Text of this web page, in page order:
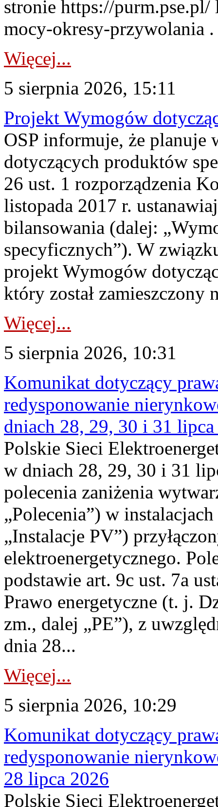
stronie https://
mocy-okresy-przywolania
Więcej...
5 sierpnia 2026, 15:11
Projekt Wymogów
OSP informuje, że planuje
dotyczących produktów
26 ust. 1 rozporządzenia
listopada 2017 r.
bilansowania (dalej:
specyficznych”). W
projekt Wymogów
który został zamieszczony
Więcej...
5 sierpnia 2026, 10:31
Komunikat dotyczący
redysponowanie
dniach 28, 29, 30 i 31
Polskie Sieci
w dniach 28, 29, 30 i 31
polecenia zaniżenia
„Polecenia”) w
„Instalacje PV”)
elektroenergetycznego.
podstawie art. 9c ust. 7a
Prawo energetyczne (t. j.
zm., dalej „PE”), z
dnia 28...
Więcej...
5 sierpnia 2026, 10:29
Komunikat dotyczący
redysponowanie
28 lipca 2026
Polskie Sieci